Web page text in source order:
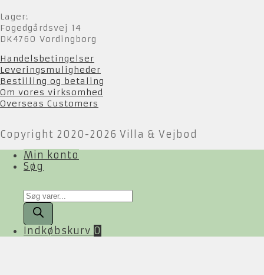
Lager:
Fogedgårdsvej 14
DK4760 Vordingborg
Handelsbetingelser
Leveringsmuligheder
Bestilling og betaling
Om vores virksomhed
Overseas Customers
Copyright 2020-2026 Villa & Vejbod
Min konto
Søg
Products
search
Indkøbskurv 0